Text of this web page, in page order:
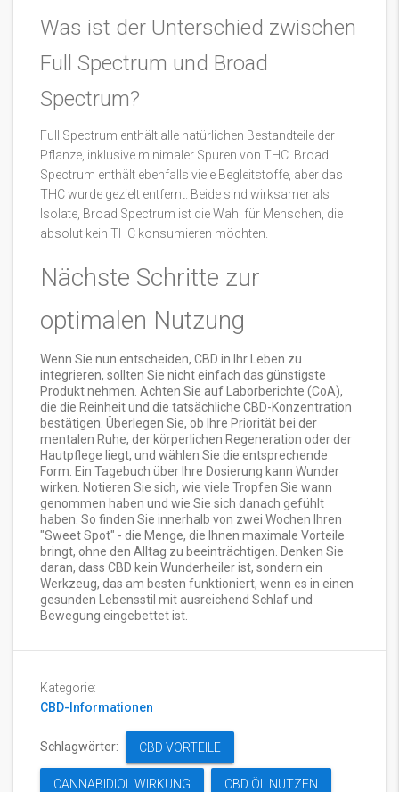
Was ist der Unterschied zwischen
Full Spectrum und Broad
Spectrum?
Full Spectrum enthält alle natürlichen Bestandteile der
Pflanze, inklusive minimaler Spuren von THC. Broad
Spectrum enthält ebenfalls viele Begleitstoffe, aber das
THC wurde gezielt entfernt. Beide sind wirksamer als
Isolate, Broad Spectrum ist die Wahl für Menschen, die
absolut kein THC konsumieren möchten.
Nächste Schritte zur
optimalen Nutzung
Wenn Sie nun entscheiden, CBD in Ihr Leben zu
integrieren, sollten Sie nicht einfach das günstigste
Produkt nehmen. Achten Sie auf Laborberichte (CoA),
die die Reinheit und die tatsächliche CBD-Konzentration
bestätigen. Überlegen Sie, ob Ihre Priorität bei der
mentalen Ruhe, der körperlichen Regeneration oder der
Hautpflege liegt, und wählen Sie die entsprechende
Form. Ein Tagebuch über Ihre Dosierung kann Wunder
wirken. Notieren Sie sich, wie viele Tropfen Sie wann
genommen haben und wie Sie sich danach gefühlt
haben. So finden Sie innerhalb von zwei Wochen Ihren
"Sweet Spot" - die Menge, die Ihnen maximale Vorteile
bringt, ohne den Alltag zu beeinträchtigen. Denken Sie
daran, dass CBD kein Wunderheiler ist, sondern ein
Werkzeug, das am besten funktioniert, wenn es in einen
gesunden Lebensstil mit ausreichend Schlaf und
Bewegung eingebettet ist.
Kategorie:
CBD-Informationen
Schlagwörter: CBD VORTEILE
CANNABIDIOL WIRKUNG CBD ÖL NUTZEN